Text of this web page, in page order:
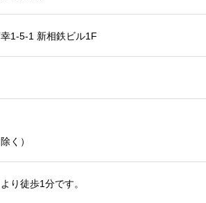
1-5-1 新相鉄ビル1F
く）
り徒歩1分です。